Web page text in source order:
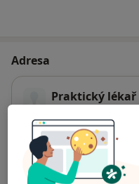
Adresa
Praktický lékař